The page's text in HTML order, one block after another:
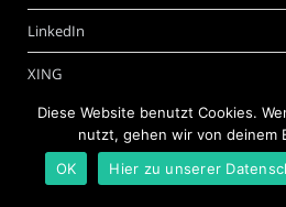
LinkedIn
XING
Diese Website benutzt Cookies.
nutzt, gehen wir von deinem
OK
Hier zu unserer